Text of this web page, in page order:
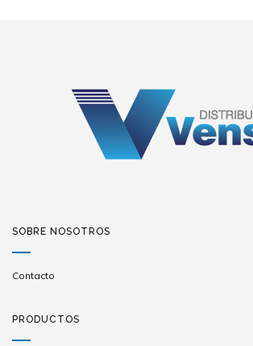
SOBRE NOSOTROS
Contacto
PRODUCTOS